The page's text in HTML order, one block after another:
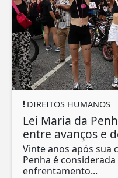
DIREITOS HUMANOS
Lei Maria da
entre avanços e
Vinte anos após sua
Penha é
enfrentamento...